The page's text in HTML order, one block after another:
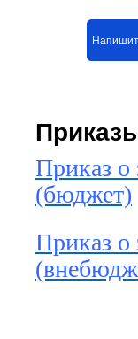
Приказ о
(бюджет)
Приказ о